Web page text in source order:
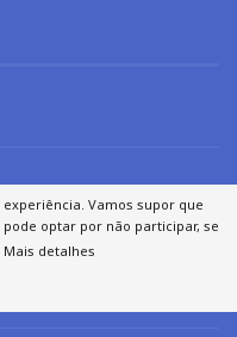
Vamos supor que
optar por não participar, se
Mais detalhes